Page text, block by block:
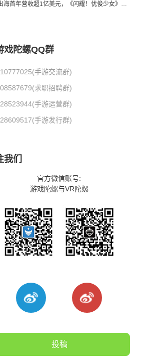
出海首年营收超1亿美元，《闪耀！优俊少女》美国市场占比达七成
戏陀螺QQ群
手游交流群)
求职招聘群)
手游运营群)
手游发行群)
我们
官方微信账号:
游戏陀螺与VR陀螺
投稿